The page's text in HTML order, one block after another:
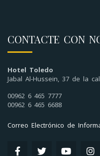
CONTACTE CON
Hotel Toledo
Jabal Al-Hussein, 37 de la
00962 6 465 7777
00962 6 465 6688
Correo Electrónico de